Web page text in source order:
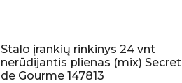
Stalo įrankių rinkinys 24 vnt
nerūdijantis plienas (mix) Secret
de Gourme 147813